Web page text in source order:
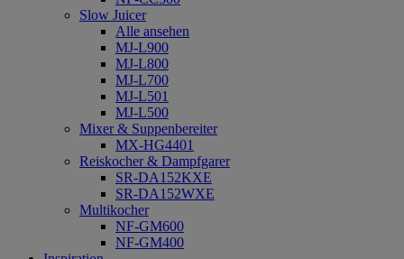
Slow Juicer
Alle ansehen
MJ-L900
MJ-L800
MJ-L700
MJ-L501
MJ-L500
Mixer & Suppenbereiter
MX-HG4401
Reiskocher & Dampfgarer
SR-DA152KXE
SR-DA152WXE
Multikocher
NF-GM600
NF-GM400